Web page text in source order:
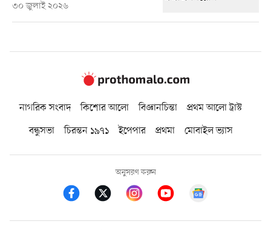
৩০ জুলাই ২০২৬
নাগরিক সংবাদ কিশোর আলো বিজ্ঞানচিন্তা
প্রথম আলো ট্রাস্ট
বন্ধুসভা
চিরন্তন ১৯৭১ ইপেপার প্রথমা মোবাইল ভ্যাস
অনুসরণ করুন